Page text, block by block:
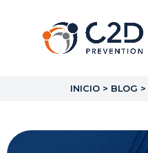
INICIO > BLOG >